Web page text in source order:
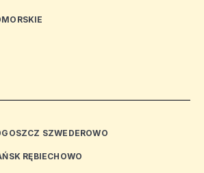
SZWEDEROWO
RĘBIECHOWO